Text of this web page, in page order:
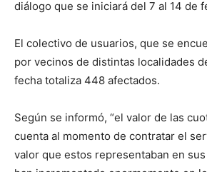
diálogo que se iniciará del 7 al 14 de
El colectivo de usuarios, que se
por vecinos de distintas localidades
fecha totaliza 448 afectados.
Según se informó, “el valor de las
cuenta al momento de contratar el
valor que estos representaban en